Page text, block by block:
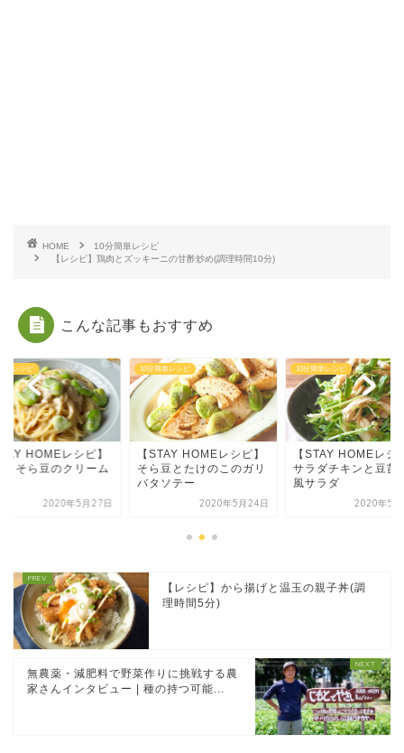
HOME
10分簡単レシピ
【レシピ】鶏肉とズッキーニの甘酢炒め(調理時間10分)
こんな記事もおすすめ
単レシピ
HOMEレシピ】
とそら豆のクリーム
2020年5月27日
10分簡単レシピ
【STAY HOMEレシピ】
そら豆とたけのこのガリ
バタソテー
2020年5月24日
10分簡単レシピ
【STAY HOMEレシ
サラダチキンと豆苗
風サラダ
2020年5
【レシピ】から揚げと温玉の親子丼(調
理時間5分)
無農薬・減肥料で野菜作りに挑戦する農
家さんインタビュー | 種の持つ可能...